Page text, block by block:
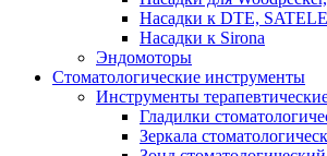
Насадки к DTE,
Насадки к Sirona
Эндомоторы
Стоматологические инструменты
Инструменты
Гладилки
Зеркала